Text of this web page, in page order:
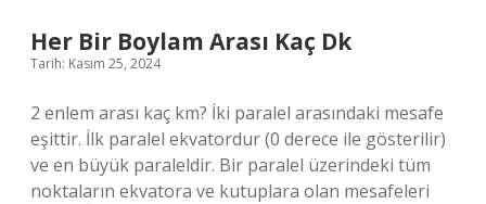
Her Bir Boylam Arası Kaç Dk
Tarih: Kasım 25, 2024
2 enlem arası kaç km? İki paralel arasındaki mesafe
eşittir. İlk paralel ekvatordur (0 derece ile gösterilir)
ve en büyük paraleldir. Bir paralel üzerindeki tüm
noktaların ekvatora ve kutuplara olan mesafeleri